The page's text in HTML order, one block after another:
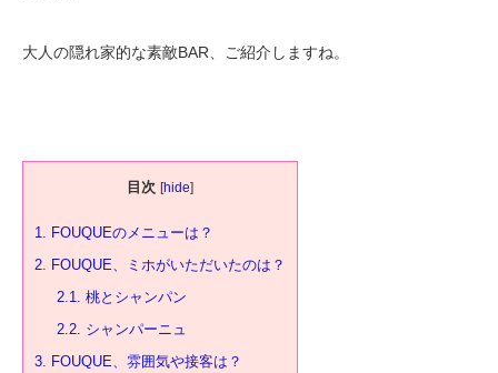
大人の隠れ家的な素敵BAR、ご紹介しますね。
目次 [hide]
1. FOUQUEのメニューは？
2. FOUQUE、ミホがいただいたのは？
2.1. 桃とシャンパン
2.2. シャンパーニュ
3. FOUQUE、雰囲気や接客は？